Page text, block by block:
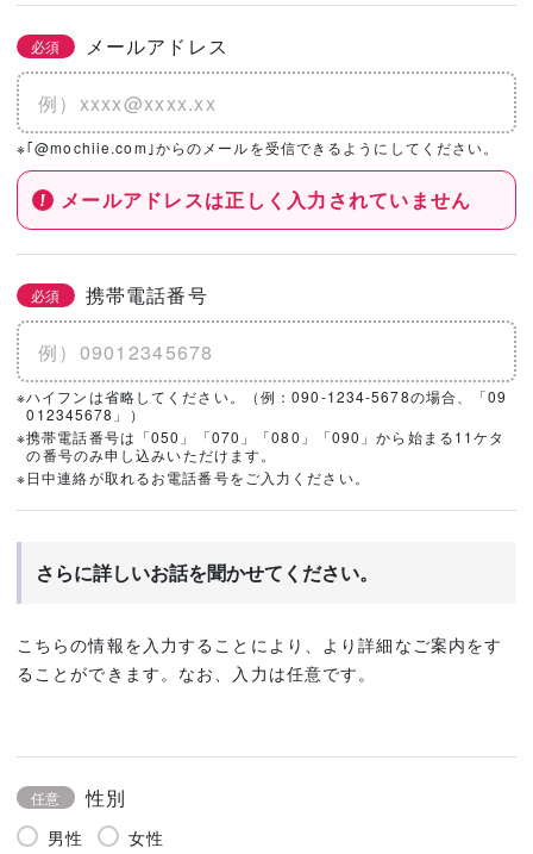
必須 メールアドレス
※｢@mochiie.com｣からのメールを受信できるようにしてください。
メールアドレスは正しく入力されていません
必須 携帯電話番号
※ハイフンは省略してください。（例：090-1234-5678の場合、「09
012345678」）
※携帯電話番号は「050」「070」「080」「090」から始まる11ケタ
の番号のみ申し込みいただけます。
※日中連絡が取れるお電話番号をご入力ください。
さらに詳しいお話を聞かせてください。
こちらの情報を入力することにより、より詳細なご案内をす
ることができます。なお、入力は任意です。
任意 性別
男性 女性